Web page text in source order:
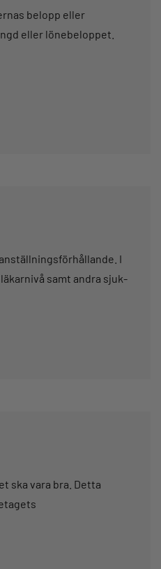
belopp eller
eller lönebeloppet.
I
samt andra sjuk-
ska vara bra. Detta